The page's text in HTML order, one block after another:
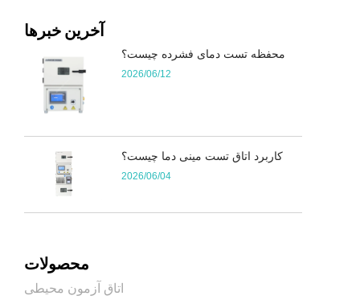
آخرین خبرها
محفظه تست دمای فشرده چیست؟
2026/06/12
کاربرد اتاق تست مینی دما چیست؟
2026/06/04
محصولات
اتاق آزمون محیطی